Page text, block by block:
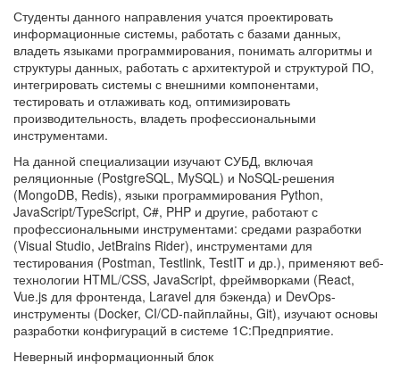
Студенты данного направления учатся проектировать
информационные системы, работать с базами данных,
владеть языками программирования, понимать алгоритмы и
структуры данных, работать с архитектурой и структурой ПО,
интегрировать системы с внешними компонентами,
тестировать и отлаживать код, оптимизировать
производительность, владеть профессиональными
инструментами.
На данной специализации изучают СУБД, включая
реляционные (PostgreSQL, MySQL) и NoSQL-решения
(MongoDB, Redis), языки программирования Python,
JavaScript/TypeScript, C#, PHP и другие, работают с
профессиональными инструментами: средами разработки
(Visual Studio, JetBrains Rider), инструментами для
тестирования (Postman, Testlink, TestIT и др.), применяют веб-
технологии HTML/CSS, JavaScript, фреймворками (React,
Vue.js для фронтенда, Laravel для бэкенда) и DevOps-
инструменты (Docker, CI/CD-пайплайны, Git), изучают основы
разработки конфигураций в системе 1С:Предприятие.
Неверный информационный блок